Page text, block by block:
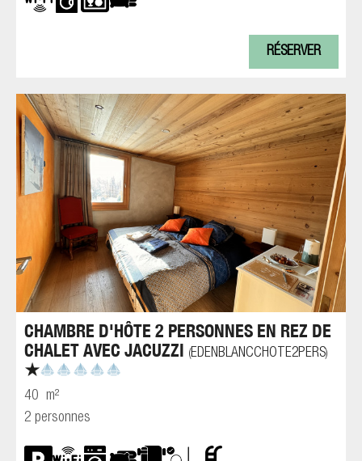
RÉSERVER
CHAMBRE D'HÔTE 2 PERSONNES EN REZ DE
CHALET AVEC JACUZZI (EDENBLANCCHOTE2PERS)
40 m²
2 personnes